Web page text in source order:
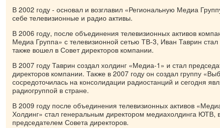
В 2002 году - основал и возглавил «Региональную Медиа
себе телевизионные и радио активы.
В 2006 году, после объединения телевизионных активов
Медиа Группа» с телевизионной сетью ТВ-3, Иван Таврин
также вошел в Совет директоров компании.
В 2007 году Таврин создал холдинг «Медиа-1» и стал
директоров компании. Также в 2007 году он создал группу
сосредоточилась на консолидации радиостанций и сегодня
радиогруппой в стране.
В 2009 году после объединения телевизионных активов
Холдинг» стал генеральным директором медиахолдинга ЮТВ,
председателем Совета директоров.